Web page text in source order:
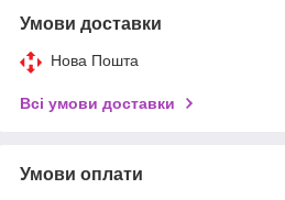
Умови доставки
Нова Пошта
Всі умови доставки
Умови оплати